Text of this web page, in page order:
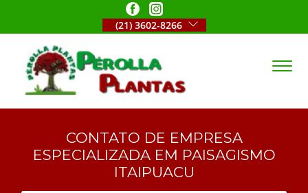
(21) 3602-8266
CONTATO DE EMPRESA
ESPECIALIZADA EM PAISAGISMO
ITAIPUACU